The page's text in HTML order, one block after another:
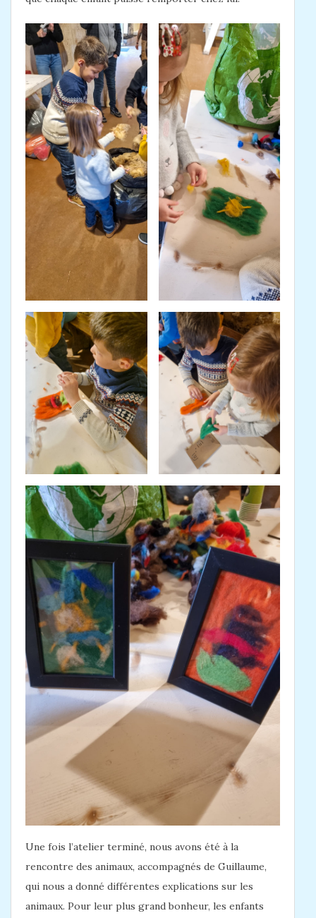
Une fois l’atelier terminé, nous avons été à la
rencontre des animaux, accompagnés de Guillaume,
qui nous a donné différentes explications sur les
animaux. Pour leur plus grand bonheur, les enfants